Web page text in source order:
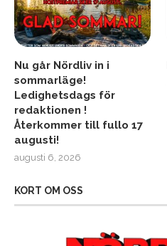
Nu går Nördliv in i
sommarläge!
Ledighetsdags för
redaktionen !
Återkommer till fullo 17
augusti!
augusti 6, 2026
KORT OM OSS